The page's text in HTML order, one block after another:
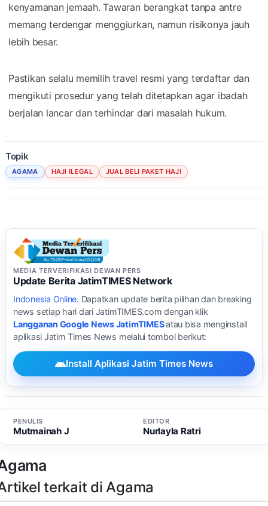
kenyamanan jemaah. Tawaran berangkat tanpa antre
memang terdengar menggiurkan, namun risikonya jauh
lebih besar.
Pastikan selalu memilih travel resmi yang terdaftar dan
mengikuti prosedur yang telah ditetapkan agar ibadah
berjalan lancar dan terhindar dari masalah hukum.
Topik
AGAMA HAJI ILEGAL JUAL BELI PAKET HAJI
MEDIA TERVERIFIKASI DEWAN PERS
Update Berita JatimTIMES Network
Indonesia Online. Dapatkan update berita pilihan dan breaking
news setiap hari dari JatimTIMES.com dengan klik
Langganan Google News JatimTIMESatau bisa menginstall
aplikasi Jatim Times News melalui tombol berikut:
Install Aplikasi Jatim Times News
PENULIS
Mutmainah J
EDITOR
Nurlayla Ratri
terkait di Agama